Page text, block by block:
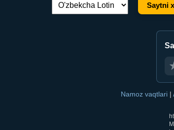
Tilni almashtirish: Saytni
Namoz vaqtlari |